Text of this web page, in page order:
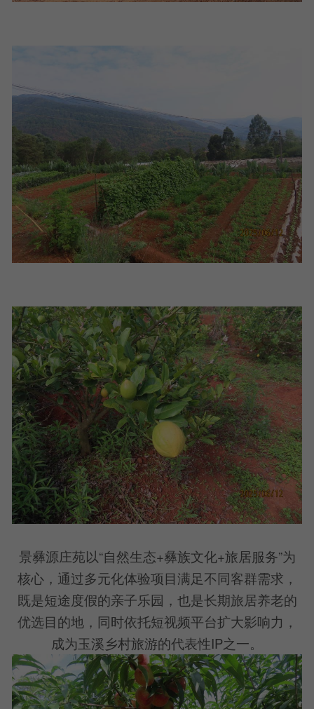
景彝源庄苑以“自然生态+彝族文化+旅居服务”为
核心，通过多元化体验项目满足不同客群需求，
既是短途度假的亲子乐园，也是长期旅居养老的
优选目的地，同时依托短视频平台扩大影响力，
成为玉溪乡村旅游的代表性IP之一。